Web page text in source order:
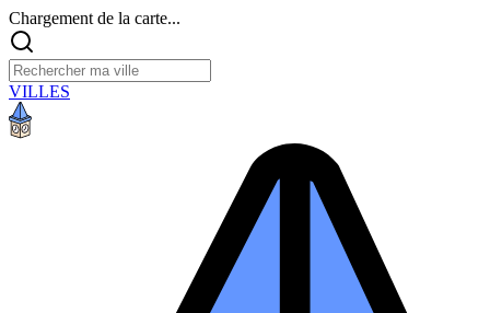
Chargement de la carte...
VILLES